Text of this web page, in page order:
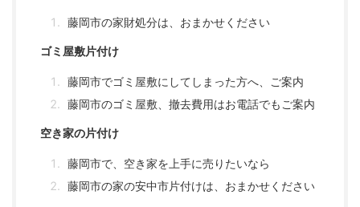
藤岡市の家財処分は、おまかせください
ゴミ屋敷片付け
藤岡市でゴミ屋敷にしてしまった方へ、ご案内
藤岡市のゴミ屋敷、撤去費用はお電話でもご案内
空き家の片付け
藤岡市で、空き家を上手に売りたいなら
藤岡市の家の安中市片付けは、おまかせください